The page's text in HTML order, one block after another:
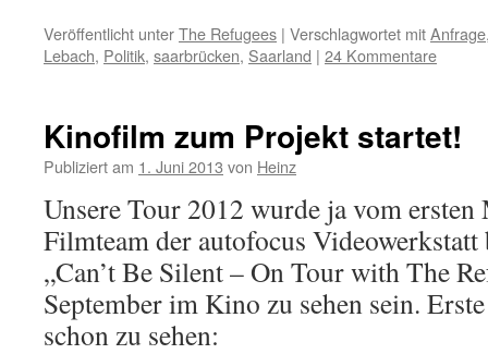
Veröffentlicht unterThe Refugees | Verschlagwortet mitAnfrage
Lebach, Politik, saarbrücken, Saarland | 24 Kommentare
Kinofilm zum Projekt startet!
Publiziert am 1. Juni 2013 von Heinz
Unsere Tour 2012 wurde ja vom
Filmteam der autofocus
„Can’t Be Silent – On Tour with The
September im Kino zu sehen sein.
schon zu sehen: